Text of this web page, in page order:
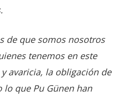
de que somos nosotros
tenemos en este
avaricia, la obligación de
que Pu Günen han